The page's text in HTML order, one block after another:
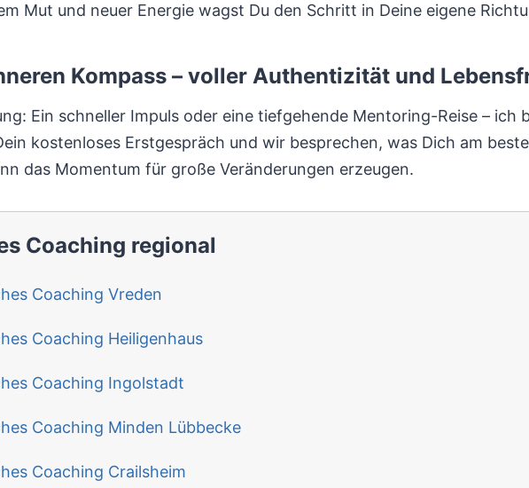
Mut und neuer Energie wagst Du den Schritt in Deine eigene
Kompass – voller Authentizität und
Ein schneller Impuls oder eine tiefgehende Mentoring-Reise – ich
kostenloses Erstgespräch und wir besprechen, was Dich am
das Momentum für große Veränderungen erzeugen.
Coaching regional
Coaching Vreden
Coaching Heiligenhaus
Coaching Ingolstadt
Coaching Minden Lübbecke
Coaching Crailsheim